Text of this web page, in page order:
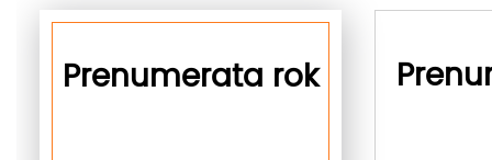
Prenumerata rok